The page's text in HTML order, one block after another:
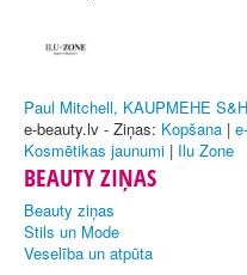
Paul Mitchell, KAUPMEHE
e-beauty.lv - Ziņas: Kopšana |
Kosmētikas jaunumi | Ilu Zone
BEAUTY ZIŅAS
Beauty ziņas
Stils un Mode
Veselība un atpūta